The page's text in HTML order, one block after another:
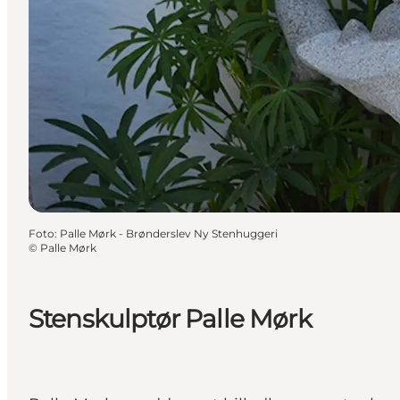
Stenskulptør Palle Mørk
Foto: Palle Mørk - Brønderslev Ny Stenhuggeri
© Palle Mørk